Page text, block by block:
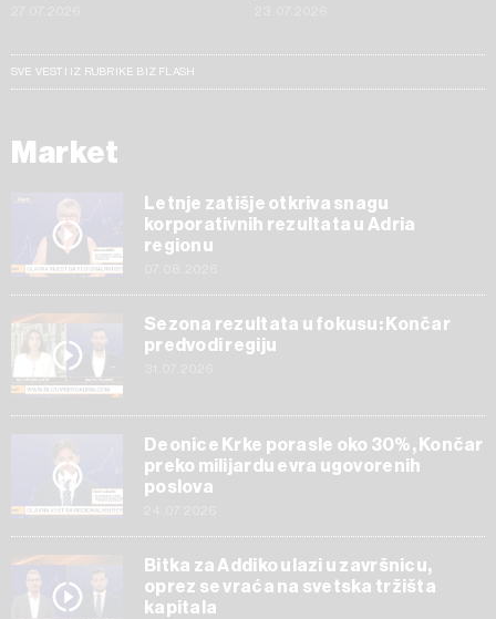
SVE VESTI IZ RUBRIKE BIZ FLASH
Market
Letnje zatišje otkriva snagu
korporativnih rezultata u Adria
regionu
Sezona rezultata u fokusu: Končar
predvodi regiju
Deonice Krke porasle oko 30%, Končar
preko milijardu evra ugovorenih
poslova
Bitka za Addiko ulazi u završnicu,
oprez se vraća na svetska tržišta
kapitala